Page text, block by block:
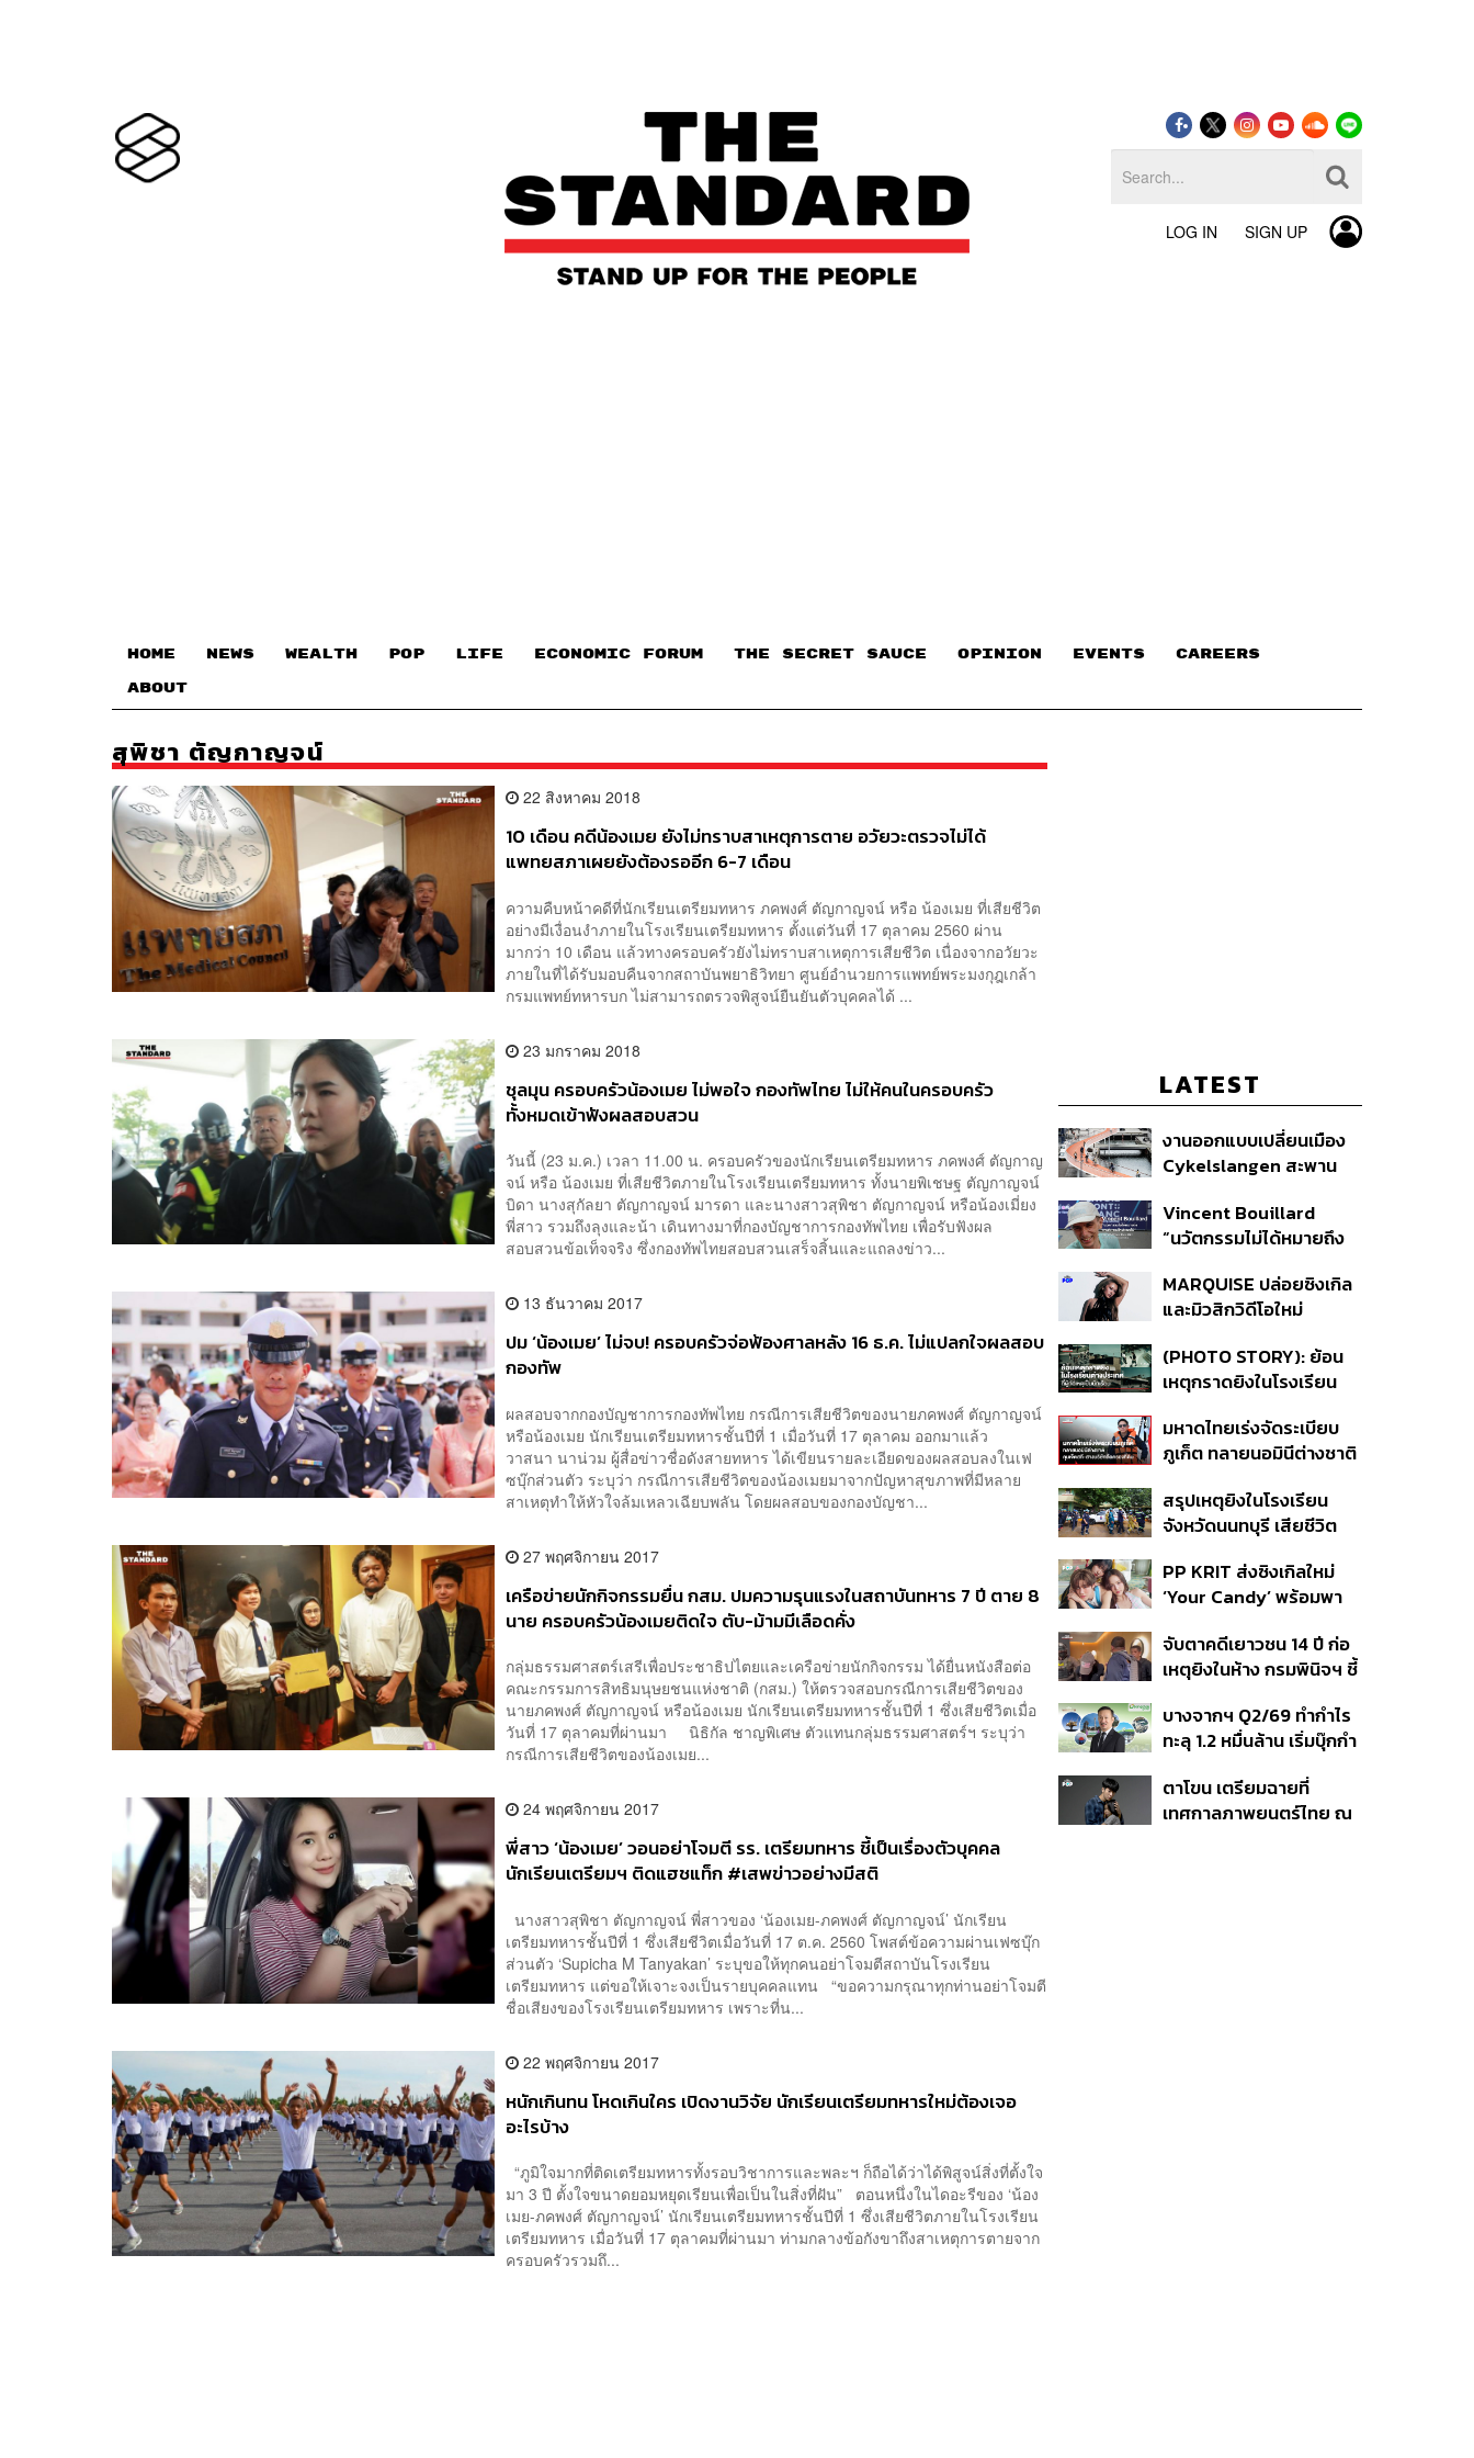
LOG IN SIGN UP
HOME NEWS WEALTH POP LIFE ECONOMIC FORUM THE SECRET SAUCE​ OPINION EVENTS CAREERS
ABOUT
สุพิชา ตัญกาญจน์
22 สิงหาคม 2018
10 เดือน คดีน้องเมย ยังไม่ทราบสาเหตุการตาย อวัยวะตรวจไม่ได้
แพทยสภาเผยยังต้องรออีก 6-7 เดือน
ความคืบหน้าคดีที่นักเรียนเตรียมทหาร ภคพงศ์ ตัญกาญจน์ หรือ น้องเมย ที่เสียชีวิต
อย่างมีเงื่อนงำภายในโรงเรียนเตรียมทหาร ตั้งแต่วันที่ 17 ตุลาคม 2560 ผ่าน
มากว่า 10 เดือน แล้วทางครอบครัวยังไม่ทราบสาเหตุการเสียชีวิต เนื่องจากอวัยวะ
ภายในที่ได้รับมอบคืนจากสถาบันพยาธิวิทยา ศูนย์อำนวยการแพทย์พระมงกุฎเกล้า
กรมแพทย์ทหารบก ไม่สามารถตรวจพิสูจน์ยืนยันตัวบุคคลได้ ...
23 มกราคม 2018
ชุลมุน ครอบครัวน้องเมย ไม่พอใจ กองทัพไทย ไม่ให้คนในครอบครัว
ทั้งหมดเข้าฟังผลสอบสวน
วันนี้ (23 ม.ค.) เวลา 11.00 น. ครอบครัวของนักเรียนเตรียมทหาร ภคพงศ์ ตัญกาญ
จน์ หรือ น้องเมย ที่เสียชีวิตภายในโรงเรียนเตรียมทหาร ทั้งนายพิเชษฐ ตัญกาญจน์
บิดา นางสุกัลยา ตัญกาญจน์ มารดา และนางสาวสุพิชา ตัญกาญจน์ หรือน้องเมี่ยง
พี่สาว รวมถึงลุงและน้า เดินทางมาที่กองบัญชาการกองทัพไทย เพื่อรับฟังผล
สอบสวนข้อเท็จจริง ซึ่งกองทัพไทยสอบสวนเสร็จสิ้นและแถลงข่าว...
13 ธันวาคม 2017
ปม ‘น้องเมย’ ไม่จบ! ครอบครัวจ่อฟ้องศาลหลัง 16 ธ.ค. ไม่แปลกใจผลสอบ
กองทัพ
ผลสอบจากกองบัญชาการกองทัพไทย กรณีการเสียชีวิตของนายภคพงศ์ ตัญกาญจน์
หรือน้องเมย นักเรียนเตรียมทหารชั้นปีที่ 1 เมื่อวันที่ 17 ตุลาคม ออกมาแล้ว
วาสนา นาน่วม ผู้สื่อข่าวชื่อดังสายทหาร ได้เขียนรายละเอียดของผลสอบลงในเฟ
ซบุ๊กส่วนตัว ระบุว่า กรณีการเสียชีวิตของน้องเมยมาจากปัญหาสุขภาพที่มีหลาย
สาเหตุทำให้หัวใจล้มเหลวเฉียบพลัน โดยผลสอบของกองบัญชา...
27 พฤศจิกายน 2017
เครือข่ายนักกิจกรรมยื่น กสม. ปมความรุนแรงในสถาบันทหาร 7 ปี ตาย 8
นาย ครอบครัวน้องเมยติดใจ ตับ-ม้ามมีเลือดคั่ง
กลุ่มธรรมศาสตร์เสรีเพื่อประชาธิปไตยและเครือข่ายนักกิจกรรม ได้ยื่นหนังสือต่อ
คณะกรรมการสิทธิมนุษยชนแห่งชาติ (กสม.) ให้ตรวจสอบกรณีการเสียชีวิตของ
นายภคพงศ์ ตัญกาญจน์ หรือน้องเมย นักเรียนเตรียมทหารชั้นปีที่ 1 ซึ่งเสียชีวิตเมื่อ
วันที่ 17 ตุลาคมที่ผ่านมา นิธิกัล ชาญพิเศษ ตัวแทนกลุ่มธรรมศาสตร์ฯ ระบุว่า
กรณีการเสียชีวิตของน้องเมย...
24 พฤศจิกายน 2017
พี่สาว ‘น้องเมย’ วอนอย่าโจมตี รร. เตรียมทหาร ชี้เป็นเรื่องตัวบุคคล
นักเรียนเตรียมฯ ติดแฮชแท็ก #เสพข่าวอย่างมีสติ
นางสาวสุพิชา ตัญกาญจน์ พี่สาวของ ‘น้องเมย-ภคพงศ์ ตัญกาญจน์’ นักเรียน
เตรียมทหารชั้นปีที่ 1 ซึ่งเสียชีวิตเมื่อวันที่ 17 ต.ค. 2560 โพสต์ข้อความผ่านเฟซบุ๊ก
ส่วนตัว ‘Supicha M Tanyakan’ ระบุขอให้ทุกคนอย่าโจมตีสถาบันโรงเรียน
เตรียมทหาร แต่ขอให้เจาะจงเป็นรายบุคคลแทน “ขอความกรุณาทุกท่านอย่าโจมตี
ชื่อเสียงของโรงเรียนเตรียมทหาร เพราะที่น...
22 พฤศจิกายน 2017
หนักเกินทน โหดเกินใคร เปิดงานวิจัย นักเรียนเตรียมทหารใหม่ต้องเจอ
อะไรบ้าง
“ภูมิใจมากที่ติดเตรียมทหารทั้งรอบวิชาการและพละฯ ก็ถือได้ว่าได้พิสูจน์สิ่งที่ตั้งใจ
มา 3 ปี ตั้งใจขนาดยอมหยุดเรียนเพื่อเป็นในสิ่งที่ฝัน” ตอนหนึ่งในไดอะรีของ ‘น้อง
เมย-ภคพงศ์ ตัญกาญจน์’ นักเรียนเตรียมทหารชั้นปีที่ 1 ซึ่งเสียชีวิตภายในโรงเรียน
เตรียมทหาร เมื่อวันที่ 17 ตุลาคมที่ผ่านมา ท่ามกลางข้อกังขาถึงสาเหตุการตายจาก
ครอบครัวรวมถึ...
LATEST
งานออกแบบเปลี่ยนเมือง
Cykelslangen สะพาน
โคเปนเฮเกน ทางสัญจร
ของเมืองที่น่าอยู่
Vincent Bouillard
“นวัตกรรมไม่ได้หมายถึง
MARQUISE ปล่อยซิงเกิล
และมิวสิกวิดีโอใหม่
สัมพันธ์สุด Toxic
(PHOTO STORY): ย้อน
เหตุกราดยิงในโรงเรียน
นักเรียน
มหาดไทยเร่งจัดระเบียบ
ภูเก็ต ทลายนอมินีต่างชาติ
ที่ดิน เคลียร์ใบอนุญาต
โรงแรมค้าง 7 ปี
สรุปเหตุยิงในโรงเรียน
จังหวัดนนทบุรี เสียชีวิต
ปมค้นประวัติคดีกราดยิงที่
สหรัฐฯ
PP KRIT ส่งซิงเกิลใหม่
‘Your Candy’ พร้อมพา
สิกวิดีโอ
จับตาคดีเยาวชน 14 ปี ก่อ
เหตุยิงในห้าง กรมพินิจฯ ชี้
เนื่อง ประเมินปล่อยตัว
บางจากฯ Q2/69 ทำกำไร
ทะลุ 1.2 หมื่นล้าน เริ่มบุ๊กกำ
แรก หนุนรายได้ครึ่งปีทะลุ
3.2 แสนล้าน
ตาโขน เตรียมฉายที่
เทศกาลภาพยนตร์ไทย ณ